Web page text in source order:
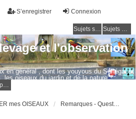
Connexion
S’enregistrer
Sujets sans réponse Sujets actifs
et l'observation
en général , dont les youyous du Sénégal et
les oiseaux du jardin et de la nature.
mes OISEAUX